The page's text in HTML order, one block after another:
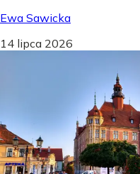
Ewa Sawicka
14 lipca 2026